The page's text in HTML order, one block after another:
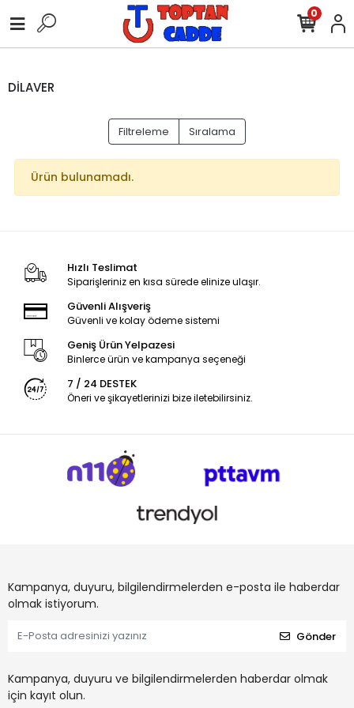
0
DİLAVER
Filtreleme Sıralama
Ürün bulunamadı.
Hızlı Teslimat
Siparişleriniz en kısa sürede elinize ulaşır.
Güvenli Alışveriş
Güvenli ve kolay ödeme sistemi
Geniş Ürün Yelpazesi
Binlerce ürün ve kampanya seçeneği
7 / 24 DESTEK
Öneri ve şikayetlerinizi bize iletebilirsiniz.
Kampanya, duyuru, bilgilendirmelerden e-posta ile haberdar
olmak istiyorum.
Gönder
Kampanya, duyuru ve bilgilendirmelerden haberdar olmak
için kayıt olun.